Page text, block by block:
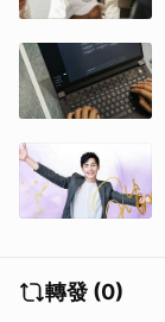
轉發 (0)